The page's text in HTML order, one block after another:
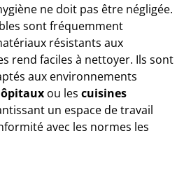
ne doit pas être négligée.
sont fréquemment
résistants aux
rend faciles à nettoyer. Ils sont
aux environnements
ou les cuisines
un espace de travail
avec les normes les